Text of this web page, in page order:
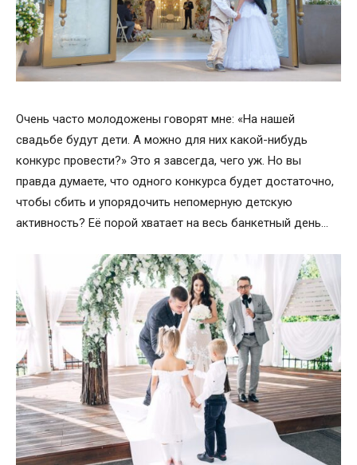
Очень часто молодожены говорят мне: «На нашей
свадьбе будут дети. А можно для них какой-нибудь
конкурс провести?» Это я завсегда, чего уж. Но вы
правда думаете, что одного конкурса будет достаточно,
чтобы сбить и упорядочить непомерную детскую
активность? Её порой хватает на весь банкетный день…